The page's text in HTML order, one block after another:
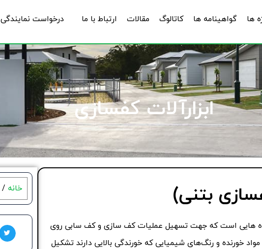
ها گواهینامه ها کاتالوگ مقالات ارتباط با ما درخواست نمایندگی
ابزارآلات کفسازی
بتنی)
هایی است که جهت تسهیل عملیات کف سازی و کف سابی روی
خورنده و رنگ‌های شیمیایی که خورندگی بالایی دارند تشکیل
خانه /